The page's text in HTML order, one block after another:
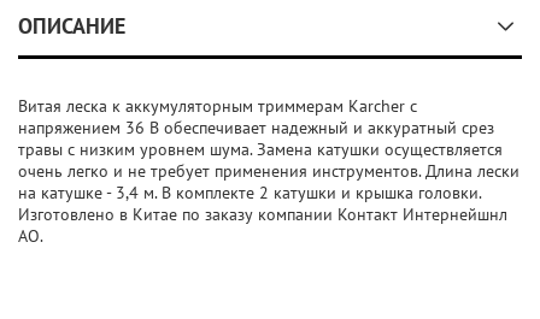
ОПИСАНИЕ
Витая леска к аккумуляторным триммерам Karcher с
напряжением 36 В обеспечивает надежный и аккуратный срез
травы с низким уровнем шума. Замена катушки осуществляется
очень легко и не требует применения инструментов. Длина лески
на катушке - 3,4 м. В комплекте 2 катушки и крышка головки.
Изготовлено в Китае по заказу компании Контакт Интернейшнл
АО.